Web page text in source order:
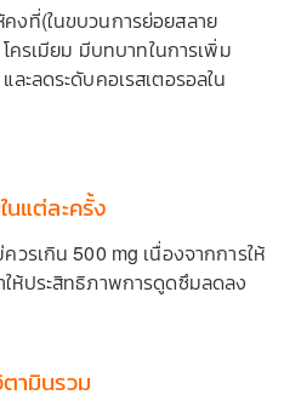
งที่(ในขบวนการย่อยสลาย
ครเมียม มีบทบาทในการเพิ่ม
ะลดระดับคอเรสเตอรอลใน
นแต่ละครั้ง
วรเกิน 500 mg เนื่องจากการให้
ให้ประสิทธิภาพการดูดซึมลดลง
ามินรวม